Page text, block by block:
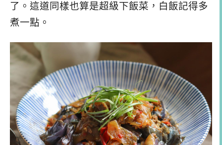
了。這道同樣也算是超級下飯菜，白飯記得多
煮一點。